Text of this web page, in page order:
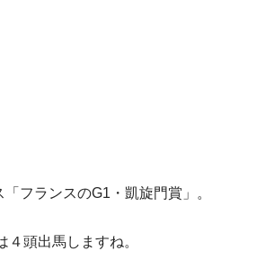
フランスのG1・凱旋門賞」。
４頭出馬しますね。